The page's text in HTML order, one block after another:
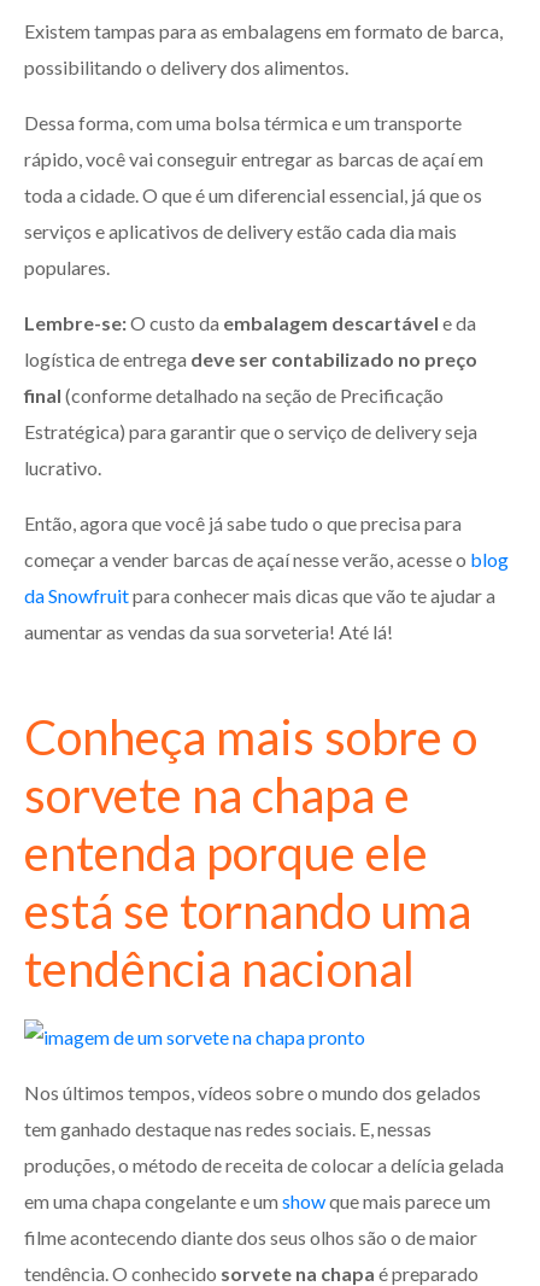
Existem tampas para as embalagens em formato de barca,
possibilitando o delivery dos alimentos.
Dessa forma, com uma bolsa térmica e um transporte
rápido, você vai conseguir entregar as barcas de açaí em
toda a cidade. O que é um diferencial essencial, já que os
serviços e aplicativos de delivery estão cada dia mais
populares.
Lembre-se:O custo da embalagem descartável e da
logística de entrega deve ser contabilizado no preço
final (conforme detalhado na seção de Precificação
Estratégica) para garantir que o serviço de delivery seja
lucrativo.
Então, agora que você já sabe tudo o que precisa para
começar a vender barcas de açaí nesse verão, acesse o blog
da Snowfruitpara conhecer mais dicas que vão te ajudar a
aumentar as vendas da sua sorveteria! Até lá!
Conheça mais sobre o
sorvete na chapa e
entenda porque ele
está se tornando uma
tendência nacional
Nos últimos tempos, vídeos sobre o mundo dos gelados
tem ganhado destaque nas redes sociais. E, nessas
produções, o método de receita de colocar a delícia gelada
em uma chapa congelante e um showque mais parece um
filme acontecendo diante dos seus olhos são o de maior
tendência. O conhecido sorvete na chapa é preparado